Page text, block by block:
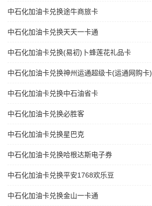
中石化加油卡兑换途牛商旅卡
中石化加油卡兑换天天一卡通
中石化加油卡兑换(易初)卜蜂莲花礼品卡
中石化加油卡兑换神州运通超级卡(运通网购卡)
中石化加油卡兑换中石油省卡
中石化加油卡兑换必胜客
中石化加油卡兑换星巴克
中石化加油卡兑换哈根达斯电子券
中石化加油卡兑换平安1768欢乐豆
中石化加油卡兑换金山一卡通